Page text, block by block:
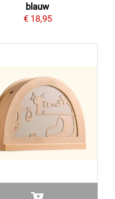
blauw
€ 18,95